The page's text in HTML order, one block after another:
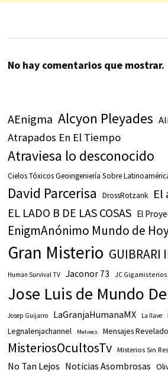
No hay comentarios que mostrar.
AEnigma Alcyon Pleyades
Atrapados En El Tiempo
Atraviesa lo desconocido
Cielos Tóxicos Geoingeniería Sobre
David Parcerisa DrossRotzank El
EL LADO B DE LAS COSAS El
EnigmAnónimo Mundo de
Gran Misterio GUIBRARI
Human Survival TV Jaconor 73 JC Gigamisterios
Jose Luis de Mundo
Josep Guijarro LaGranjaHumanaMX La llave
Legnalenjachannel Melvecs Mensajes
MisteriosOcultosTv Misterios Sin
No Tan Lejos Noticias Asombrosas